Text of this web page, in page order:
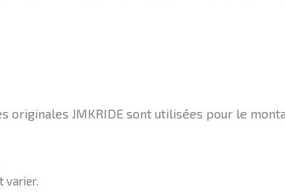
originales JMKRIDE sont utilisées pour le
varier.